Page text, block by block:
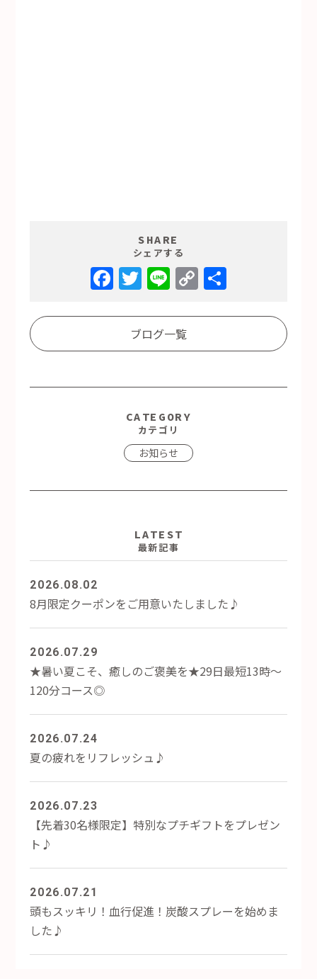
SHARE
シェアする
Facebook
Twitter
LineCopy
Link
ブログ一覧
CATEGORY
カテゴリ
お知らせ
LATEST
最新記事
2026.08.02
8月限定クーポンをご用意いたしました♪
2026.07.29
★暑い夏こそ、癒しのご褒美を★29日最短13時～
120分コース◎
2026.07.24
夏の疲れをリフレッシュ♪
2026.07.23
【先着30名様限定】特別なプチギフトをプレゼン
ト♪
2026.07.21
頭もスッキリ！血行促進！炭酸スプレーを始めま
した♪